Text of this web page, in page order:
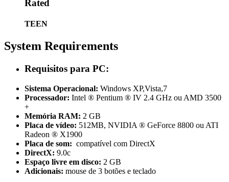
Rated
TEEN
System Requirements
Requisitos para PC:
Sistema Operacional: Windows XP,Vista,7
Processador: Intel ® Pentium ® IV 2.4 GHz ou AMD 3500
+
Memória RAM: 2 GB
Placa de vídeo: 512MB, NVIDIA ® GeForce 8800 ou ATI
Radeon ® X1900
Placa de som: compatível com DirectX
DirectX: 9.0c
Espaço livre em disco: 2 GB
Adicionais: mouse de 3 botões e teclado